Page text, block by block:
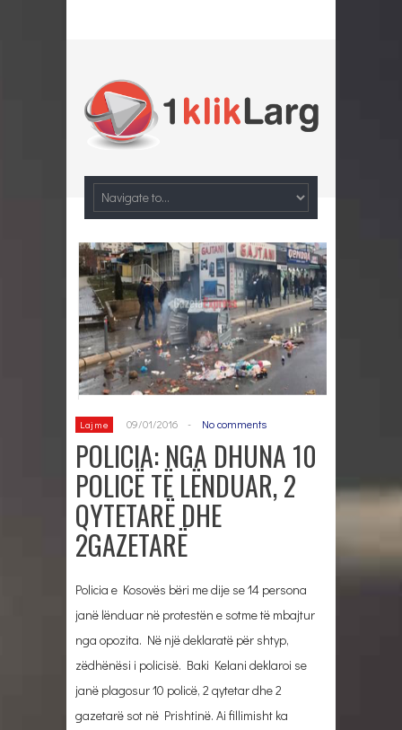
Lajme 09/01/2016 - No comments
POLICIA: NGA DHUNA 10
POLICË TË LËNDUAR, 2
QYTETARË DHE
2GAZETARË
Policia e Kosovës bëri me dije se 14 persona
janë lënduar në protestën e sotme të mbajtur
nga opozita. Në një deklaratë për shtyp,
zëdhënësi i policisë. Baki Kelani deklaroi se
janë plagosur 10 policë, 2 qytetar dhe 2
gazetarë sot në Prishtinë. Ai fillimisht ka